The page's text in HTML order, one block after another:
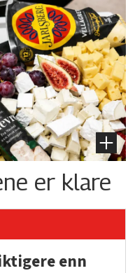
er klare
enn